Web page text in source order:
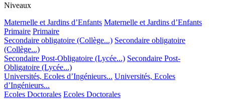
Niveaux
Maternelle et Jardins d’Enfants Maternelle et Jardins d’Enfants
Primaire Primaire
Secondaire obligatoire (Collège...) Secondaire obligatoire
(Collège...)
Secondaire Post-Obligatoire (Lycée...) Secondaire Post-
Obligatoire (Lycée...)
Universités, Ecoles d’Ingénieurs... Universités, Ecoles
d’Ingénieurs...
Ecoles Doctorales Ecoles Doctorales